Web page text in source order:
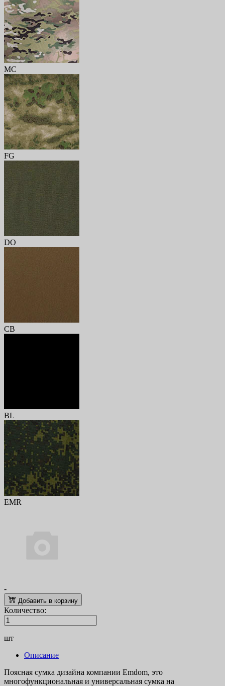
MC
FG
DO
CB
BL
EMR
-
Добавить в корзину
Количество:
шт
Описание
Поясная сумка дизайна компании Emdom, это
многофункциональная и универсальная сумка на